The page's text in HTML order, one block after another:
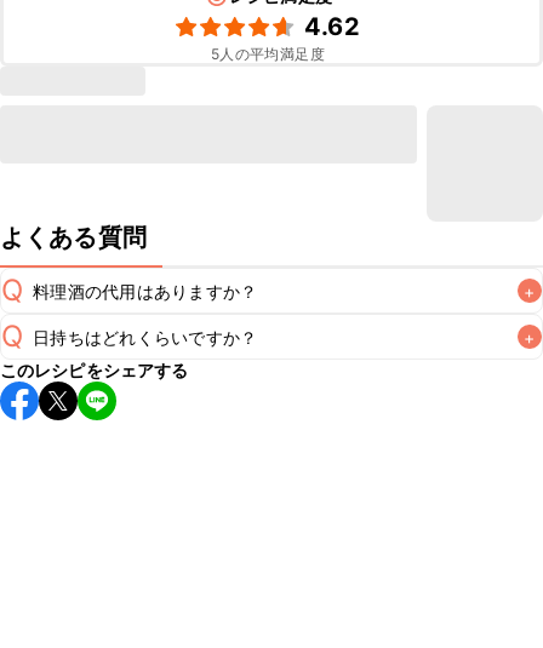
4.62
5人の平均満足度
よくある質問
Q 料理酒の代用はありますか？ +
A
Q 日持ちはどれくらいですか？ +
保存期間は冷蔵で翌日中が目安です。なるべくお早めにお召
し上がりください。
このレシピをシェアする